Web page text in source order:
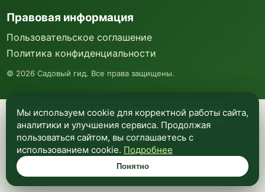
Мы используем куки и Яндекс Метрику для
анализа посещаемости и улучшения работы
сайта. Подробнее —в политике
конфиденциальности.
Понятно
Правовая информация
Пользовательское соглашение
Политика конфиденциальности
© 2026 Садовый гид. Все права защищены.
Мы используем cookie для корректной работы сайта,
аналитики и улучшения сервиса. Продолжая
пользоваться сайтом, вы соглашаетесь с
использованием cookie. Подробнее
Понятно